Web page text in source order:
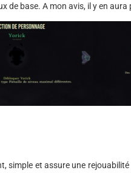
de base. A mon avis, il y en
simple et assure une